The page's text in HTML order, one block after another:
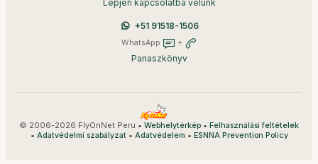
Lépjen kapcsolatba velünk
+51 91518-1506
WhatsApp +
Panaszkönyv
© 2006-2026 FlyOnNet Peru • Webhelytérkép • Felhasználási feltételek
• Adatvédelmi szabályzat• Adatvédelem • ESNNA Prevention Policy